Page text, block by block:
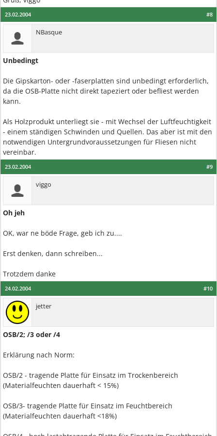
#8
23.02.2004
NBasque
Unbedingt
Die Gipskarton- oder -faserplatten sind unbedingt erforderlich,
da die OSB-Platte nicht direkt tapeziert oder befliest werden
kann.
Als Holzprodukt unterliegt sie - mit Wechsel der Luftfeuchtigkeit
- einem ständigen Schwinden und Quellen. Das aber ist mit den
notwendigen Untergrundvoraussetzungen für Fliesen nicht
vereinbar.
#9
23.02.2004
viggo
Oh jeh
OK, war ne böde Frage, geb ich zu....
Erst denken, dann schreiben...
Trotzdem danke
#10
24.02.2004
jetter
OSB/2; /3 oder /4
Erklärung nach Norm:
OSB/2 - tragende Platte für Einsatz im Trockenbereich
(Materialfeuchten dauerhaft < 15%)
OSB/3- tragende Platte für Einsatz im Feuchtbereich
(Materialfeuchten dauerhaft <18%)